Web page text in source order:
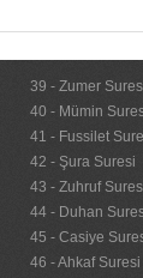
39 - Zumer
40 - Mümin
41 - Fussilet
42 - Şura Suresi
43 - Zuhruf
44 - Duhan
45 - Casiye
46 - Ahkaf Suresi